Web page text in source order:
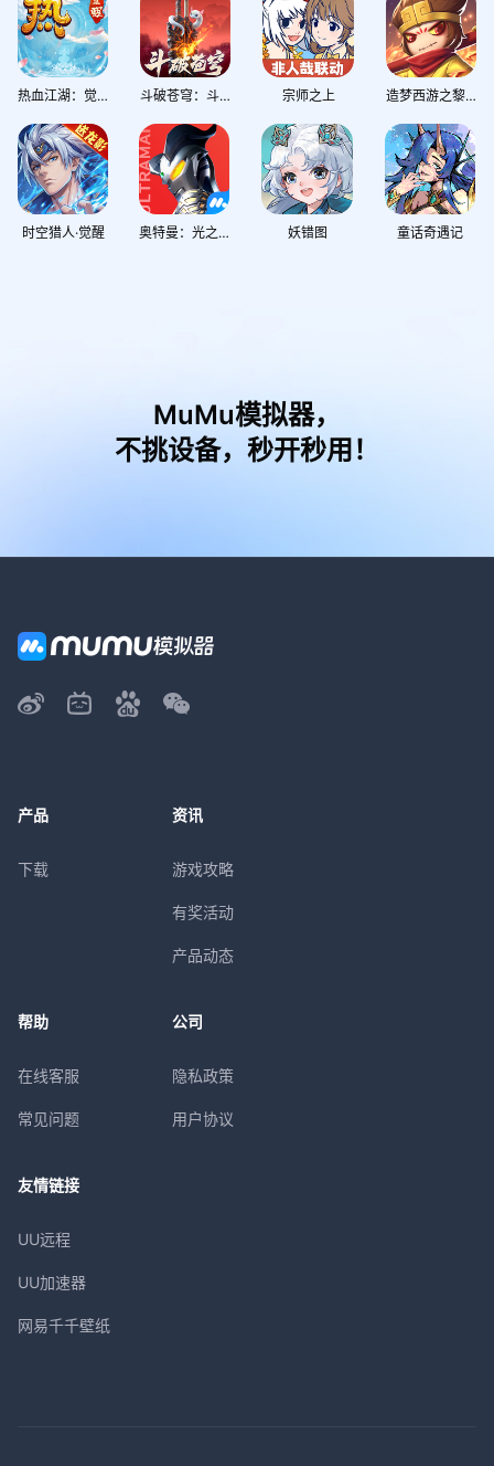
热血江湖：觉醒 斗破苍穹：斗帝之路 宗师之上 造梦西游之黎尤浩劫篇
时空猎人·觉醒 奥特曼：光之战士 妖错图 童话奇遇记
MuMu模拟器，
不挑设备，秒开秒用！
产品
下载
资讯
游戏攻略
有奖活动
产品动态
帮助
在线客服
常见问题
公司
隐私政策
用户协议
友情链接
UU远程
UU加速器
网易千千壁纸